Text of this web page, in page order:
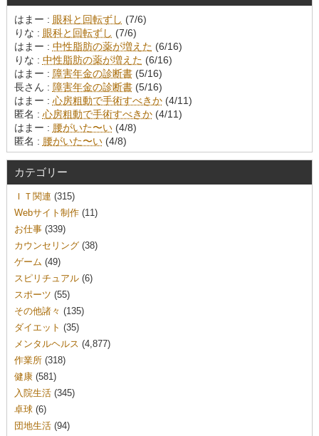
はまー : 眼科と回転ずし (7/6)
りな : 眼科と回転ずし (7/6)
はまー : 中性脂肪の薬が増えた (6/16)
りな : 中性脂肪の薬が増えた (6/16)
はまー : 障害年金の診断書(5/16)
長さん : 障害年金の診断書(5/16)
はまー : 心房粗動で手術すべきか(4/11)
匿名 : 心房粗動で手術すべきか(4/11)
はまー : 腰がいた〜い(4/8)
匿名 : 腰がいた〜い(4/8)
カテゴリー
ＩＴ関連 (315)
Webサイト制作(11)
お仕事(339)
カウンセリング(38)
ゲーム (49)
スピリチュアル(6)
スポーツ (55)
その他諸々 (135)
ダイエット (35)
メンタルヘルス (4,877)
作業所(318)
健康(581)
入院生活(345)
卓球(6)
団地生活(94)